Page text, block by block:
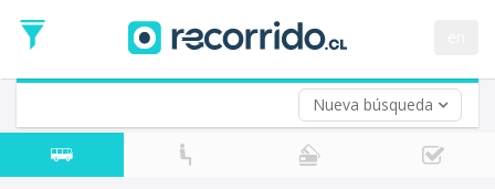
Nueva búsqueda
de
Ida
Vuelta (opcional)
Fecha
de